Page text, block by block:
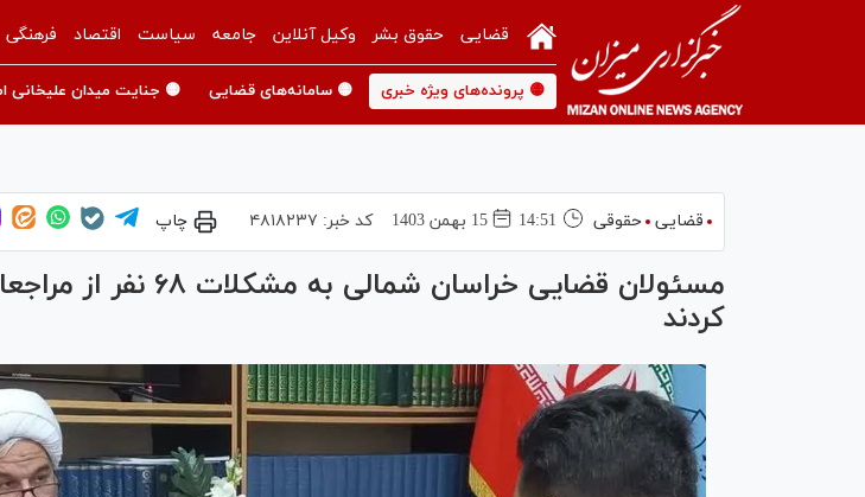
قضایی حقوق بشر وکیل آنلاین جامعه سیاست اقتصاد فرهنگی
🟡 پرونده‌های ویژه خبری 🟡 سامانه‌های قضایی 🟡 جنایت میدان علیخانی
قضایی حقوقی 14:51 15 بهمن 1403 کد خبر: ۴۸۱۸۲۳۷ چاپ
مسئولان قضایی خراسان شمالی به
کردند